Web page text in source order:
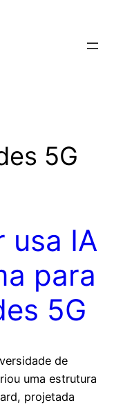
5G
usa IA
para
5G
de
uma estrutura
projetada